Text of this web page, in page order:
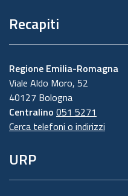
Recapiti
Regione Emilia-Romagna
Viale Aldo Moro, 52
40127 Bologna
Centralino 051 5271
Cerca telefoni o indirizzi
URP